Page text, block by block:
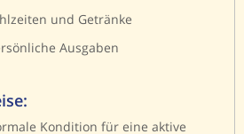
und Getränke
Ausgaben
Kondition für eine aktive